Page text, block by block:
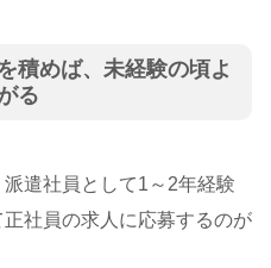
積めば、未経験の頃よ
る
遣社員として1～2年経験
社員の求人に応募するのが